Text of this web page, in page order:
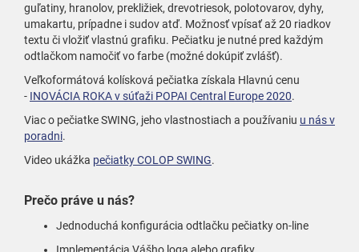
guľatiny, hranolov, prekližiek, drevotriesok, polotovarov, dyhy,
umakartu, prípadne i sudov atď. Možnosť vpísať až 20 riadkov
textu či vložiť vlastnú grafiku. Pečiatku je nutné pred každým
odtlačkom namočiť vo farbe (možné dokúpiť zvlášť).
Veľkoformátová kolísková pečiatka získala Hlavnú cenu
- INOVÁCIA ROKA v súťaži POPAI Central Europe 2020.
Viac o pečiatke SWING, jeho vlastnostiach a používaniu u nás v
poradni.
Video ukážka pečiatky COLOP SWING.
Prečo práve u nás?
Jednoduchá konfigurácia odtlačku pečiatky on-line
Implementácia Vášho loga alebo grafiky